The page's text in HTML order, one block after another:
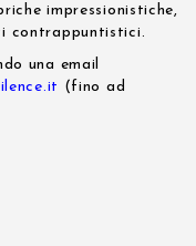
impressionistiche,
contrappuntistici.
una email
(fino ad